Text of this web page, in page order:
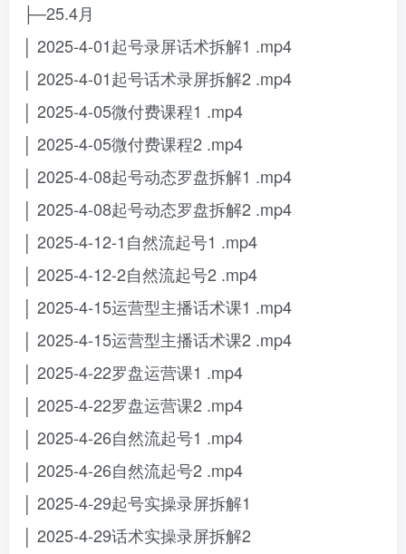
├─25.4月
│ 2025-4-01起号录屏话术拆解1 .mp4
│ 2025-4-01起号话术录屏拆解2 .mp4
│ 2025-4-05微付费课程1 .mp4
│ 2025-4-05微付费课程2 .mp4
│ 2025-4-08起号动态罗盘拆解1 .mp4
│ 2025-4-08起号动态罗盘拆解2 .mp4
│ 2025-4-12-1自然流起号1 .mp4
│ 2025-4-12-2自然流起号2 .mp4
│ 2025-4-15运营型主播话术课1 .mp4
│ 2025-4-15运营型主播话术课2 .mp4
│ 2025-4-22罗盘运营课1 .mp4
│ 2025-4-22罗盘运营课2 .mp4
│ 2025-4-26自然流起号1 .mp4
│ 2025-4-26自然流起号2 .mp4
│ 2025-4-29起号实操录屏拆解1
│ 2025-4-29话术实操录屏拆解2